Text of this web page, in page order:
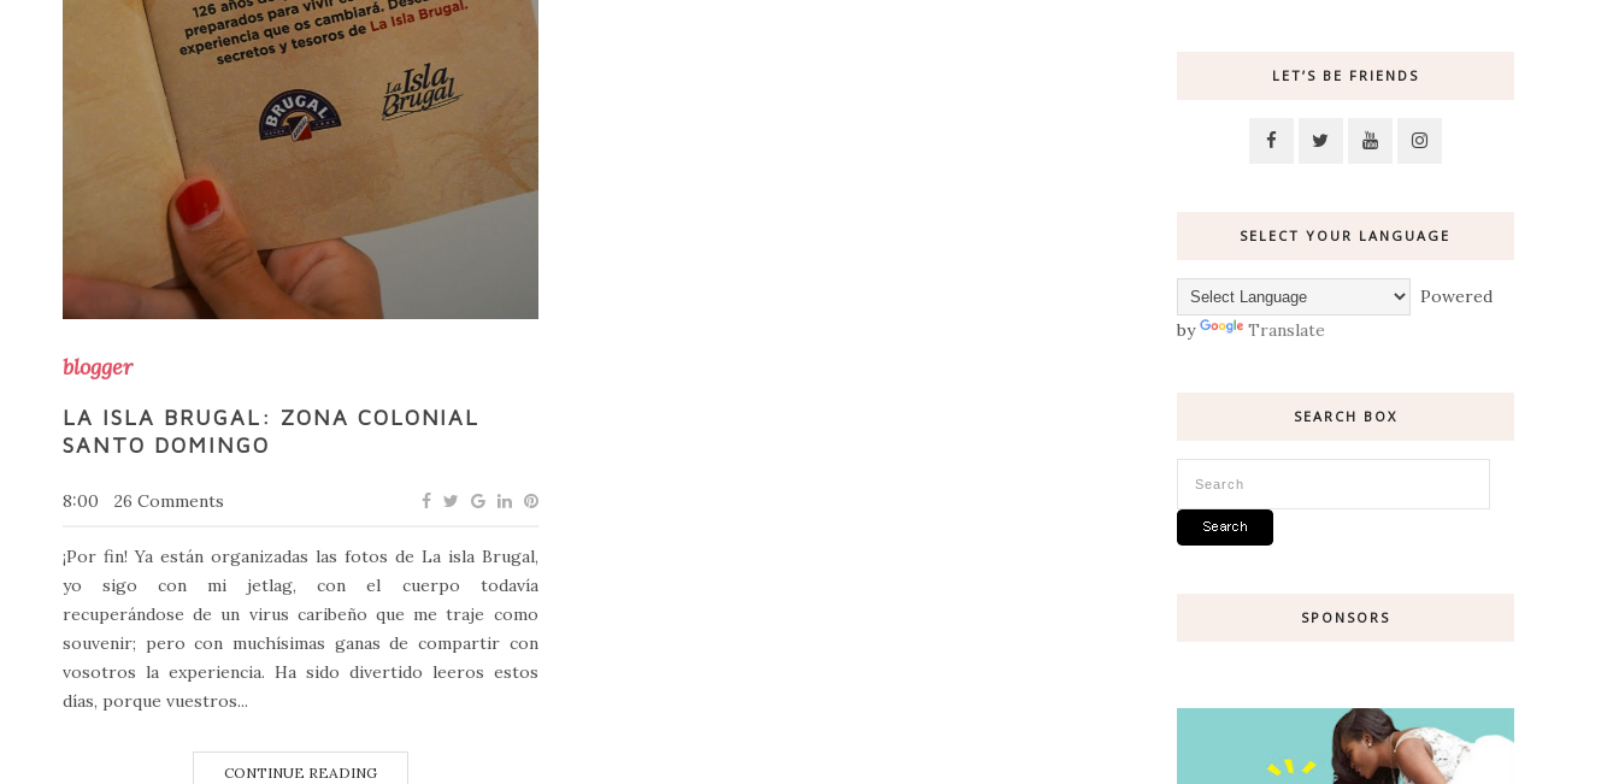
blogger
LA ISLA BRUGAL: ZONA COLONIAL
SANTO DOMINGO
8:00 26 Comments
¡Por fin! Ya están organizadas las fotos de La isla Brugal,
yo sigo con mi jetlag, con el cuerpo todavía
recuperándose de un virus caribeño que me traje como
souvenir; pero con muchísimas ganas de compartir con
vosotros la experiencia. Ha sido divertido leeros estos
días, porque vuestros...
CONTINUE READING
LET’S BE FRIENDS
SELECT YOUR LANGUAGE
Powered
by
Translate
SEARCH BOX
SPONSORS